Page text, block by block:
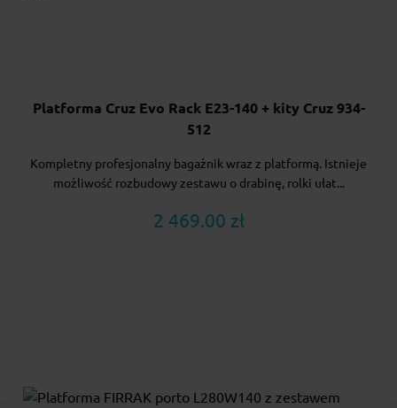
Platforma Cruz Evo Rack E23-140 + kity Cruz 934-
512
Kompletny profesjonalny bagażnik wraz z platformą. Istnieje
możliwość rozbudowy zestawu o drabinę, rolki ułat...
2 469.00 zł